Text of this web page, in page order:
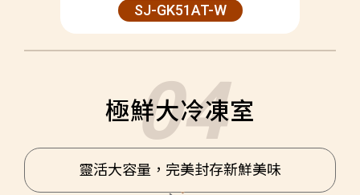
SJ-GK51AT-W
極鮮大冷凍室
靈活大容量，完美封存新鮮美味